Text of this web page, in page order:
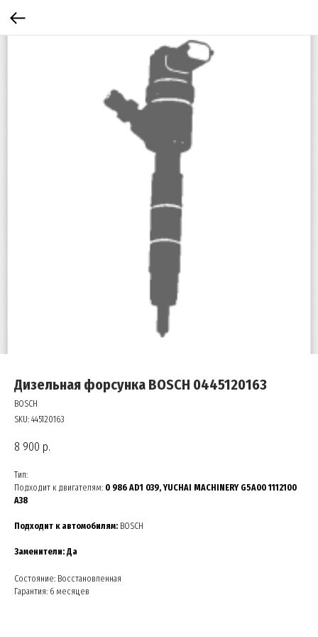
Дизельная форсунка BOSCH 0445120163
BOSCH
SKU: 445120163
8 900 р.
Тип:
Подходит к двигателям: 0 986 AD1 039, YUCHAI MACHINERY G5A00 1112100
A38
Подходит к автомобилям: BOSCH
Заменители: Да
Состояние: Восстановленная
Гарантия: 6 месяцев